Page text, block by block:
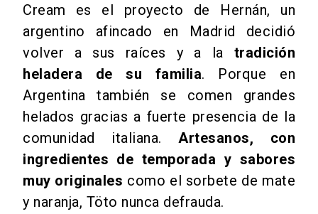
Cream es el proyecto de Hernán, un
argentino afincado en Madrid decidió
volver a sus raíces y a la tradición
heladera de su familia. Porque en
Argentina también se comen grandes
helados gracias a fuerte presencia de la
comunidad italiana. Artesanos, con
ingredientes de temporada y sabores
muy originales como el sorbete de mate
y naranja, Töto nunca defrauda.